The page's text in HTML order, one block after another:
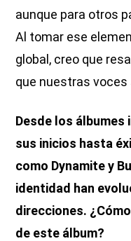
aunque para otros
Al tomar ese
global, creo que
que nuestras voces
Desde los álbumes
sus inicios hasta
como Dynamite y
identidad han
direcciones.
de este álbum?